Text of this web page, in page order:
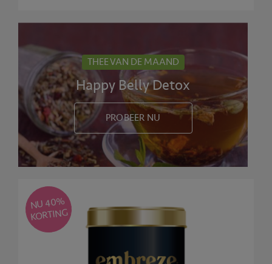
THEE VAN DE MAAND
Happy Belly Detox
PROBEER NU
NU 40
%
KORTING